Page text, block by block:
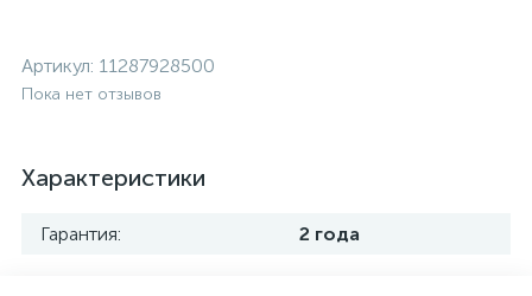
Артикул: 11287928500
Пока нет отзывов
Характеристики
Гарантия: 2 года